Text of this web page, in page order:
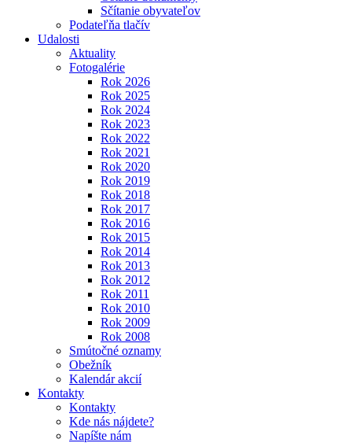
Sčítanie obyvateľov
Podateľňa tlačív
Udalosti
Aktuality
Fotogalérie
Rok 2026
Rok 2025
Rok 2024
Rok 2023
Rok 2022
Rok 2021
Rok 2020
Rok 2019
Rok 2018
Rok 2017
Rok 2016
Rok 2015
Rok 2014
Rok 2013
Rok 2012
Rok 2011
Rok 2010
Rok 2009
Rok 2008
Smútočné oznamy
Obežník
Kalendár akcií
Kontakty
Kontakty
Kde nás nájdete?
Napíšte nám